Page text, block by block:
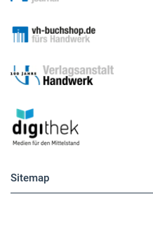
Sitemap